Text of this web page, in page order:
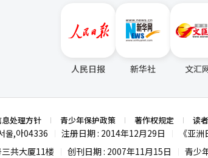
人民日报 新华社 文汇
处理方针 青少年保护政策 著作权规定 读
울,아04336 注册日期 : 2014年12月29日 《亚
共大厦11楼
创刊日期 : 2007年11月15日 青少